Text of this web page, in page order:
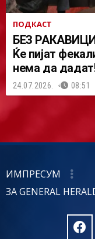
ПОДКАСТ
БЕЗ
Ќе пијат
нема да
24.07.2026. 08:51
ИМПРЕСУМ
ЗА GENERAL